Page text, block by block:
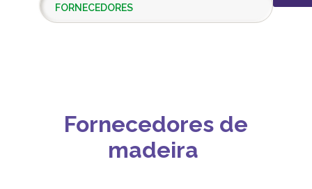
FORNECEDORES
BIODIVERSIDADE
Fornecedores de
madeira